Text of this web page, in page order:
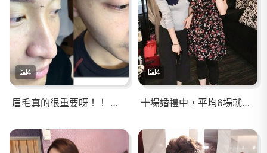
4
眉毛真的很重要呀！！ 整體感覺都變帥了＾＾
4
十場婚禮中，平均6場就能看到以前服務過的新娘，真的很感謝你們的支持與推薦，滿滿的感恩，深藏在心底！！